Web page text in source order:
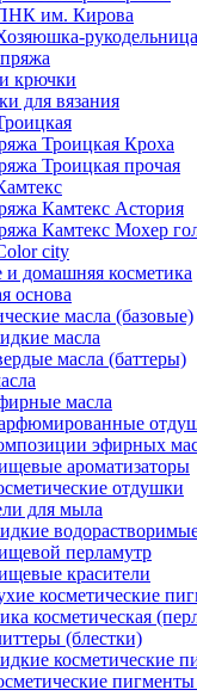
им. Кирова
рукодельница
крючки
для вязания
Троицкая Кроха
Троицкая прочая
Камтекс Астория
Камтекс Мохер
city
домашняя косметика
основа
масла (базовые)
масла
масла (баттеры)
масла
эфирных
ароматизаторы
отдушки
для мыла
перламутр
красители
косметические
косметическая
(блестки)
косметические
пигменты